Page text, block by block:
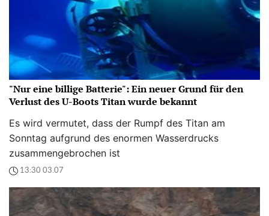
"Nur eine billige Batterie": Ein neuer Grund für den
Verlust des U-Boots Titan wurde bekannt
Es wird vermutet, dass der Rumpf des Titan am
Sonntag aufgrund des enormen Wasserdrucks
zusammengebrochen ist
13:30 03.07